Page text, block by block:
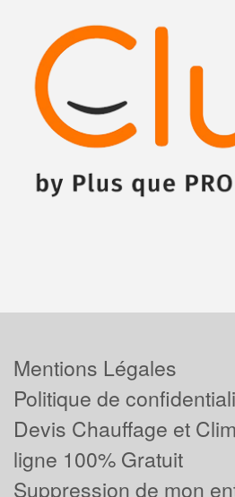
Mentions Légales
Politique de
Devis Chauffage et
ligne 100% Gratuit
Suppression de mon